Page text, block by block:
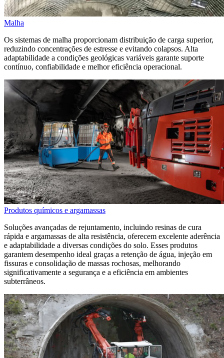
Malha
Os sistemas de malha proporcionam distribuição de carga superior,
reduzindo concentrações de estresse e evitando colapsos. Alta
adaptabilidade a condições geológicas variáveis garante suporte
contínuo, confiabilidade e melhor eficiência operacional.
Produtos químicos e argamassas
Soluções avançadas de rejuntamento, incluindo resinas de cura
rápida e argamassas de alta resistência, oferecem excelente aderência
e adaptabilidade a diversas condições do solo. Esses produtos
garantem desempenho ideal graças a retenção de água, injeção em
fissuras e consolidação de massas rochosas, melhorando
significativamente a segurança e a eficiência em ambientes
subterrâneos.